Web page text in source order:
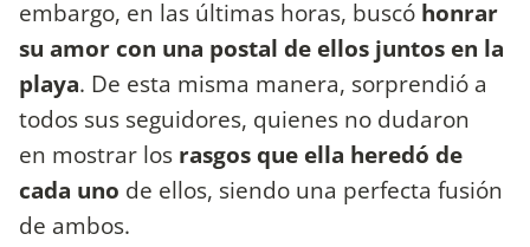
embargo, en las últimas horas, buscó honrar
su amor con una postal de ellos juntos en la
playa. De esta misma manera, sorprendió a
todos sus seguidores, quienes no dudaron
en mostrar los rasgos que ella heredó de
cada uno de ellos, siendo una perfecta fusión
de ambos.